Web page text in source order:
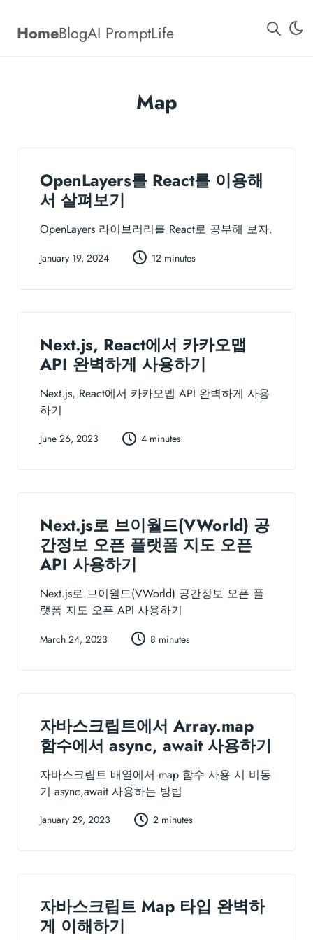
HomeBlogAI PromptLife
Map
OpenLayers를 React를 이용해
서 살펴보기
OpenLayers 라이브러리를 React로 공부해 보자.
January 19, 2024 12 minutes
Next.js, React에서 카카오맵
API 완벽하게 사용하기
Next.js, React에서 카카오맵 API 완벽하게 사용
하기
June 26, 2023 4 minutes
Next.js로 브이월드(VWorld) 공
간정보 오픈 플랫폼 지도 오픈
API 사용하기
Next.js로 브이월드(VWorld) 공간정보 오픈 플
랫폼 지도 오픈 API 사용하기
March 24, 2023 8 minutes
자바스크립트에서 Array.map
함수에서 async, await 사용하기
자바스크립트 배열에서 map 함수 사용 시 비동
기 async,await 사용하는 방법
January 29, 2023 2 minutes
자바스크립트 Map 타입 완벽하
게 이해하기